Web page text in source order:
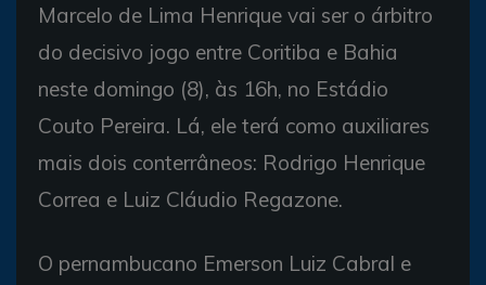
Marcelo de Lima Henrique vai ser o árbitro
do decisivo jogo entre Coritiba e Bahia
neste domingo (8), às 16h, no Estádio
Couto Pereira. Lá, ele terá como auxiliares
mais dois conterrâneos: Rodrigo Henrique
Correa e Luiz Cláudio Regazone.
O pernambucano Emerson Luiz Cabral e